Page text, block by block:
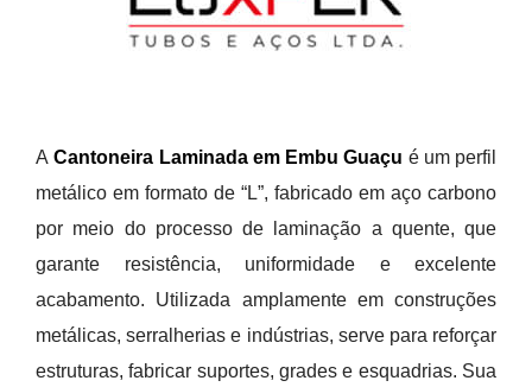
ACantoneira Laminada em Embu Guaçu é um perfil
metálico em formato de “L”, fabricado em aço carbono
por meio do processo de laminação a quente, que
garante resistência, uniformidade e excelente
acabamento. Utilizada amplamente em construções
metálicas, serralherias e indústrias, serve para reforçar
estruturas, fabricar suportes, grades e esquadrias. Sua